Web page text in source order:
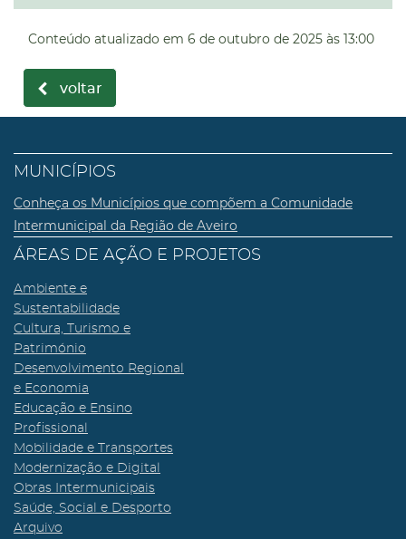
Conteúdo atualizado em 6 de outubro de 2025 às 13:00
voltar
MUNICÍPIOS
Conheça os Municípios que compõem a Comunidade
Intermunicipal da Região de Aveiro
ÁREAS DE AÇÃO E PROJETOS
Ambiente e
Sustentabilidade
Cultura, Turismo e
Património
Desenvolvimento Regional
e Economia
Educação e Ensino
Profissional
Mobilidade e Transportes
Modernização e Digital
Obras Intermunicipais
Saúde, Social e Desporto
Arquivo